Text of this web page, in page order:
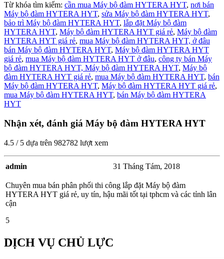
Từ khóa tìm kiếm: cần mua Máy bộ đàm HYTERA HYT, nơi bán
Máy bộ đàm HYTERA HYT, sửa Máy bộ đàm HYTERA HYT,
bảo trì Máy bộ đàm HYTERA HYT, lắp đặt Máy bộ đàm
HYTERA HYT, Máy bộ đàm HYTERA HYT giá rẻ, Máy bộ đàm
HYTERA HYT giá rẻ, mua Máy bộ đàm HYTERA HYT, ở đâu
bán Máy bộ đàm HYTERA HYT, Máy bộ đàm HYTERA HYT
giá rẻ, mua Máy bộ đàm HYTERA HYT ở đâu, công ty bán Máy
bộ đàm HYTERA HYT, Máy bộ đàm HYTERA HYT, Máy bộ
đàm HYTERA HYT giá rẻ, mua Máy bộ đàm HYTERA HYT, bán
Máy bộ đàm HYTERA HYT, Máy bộ đàm HYTERA HYT giá rẻ,
mua Máy bộ đàm HYTERA HYT, bán Máy bộ đàm HYTERA
HYT
Nhận xét, đánh giá Máy bộ đàm HYTERA HYT
4.5 / 5 dựa trên 982782 lượt xem
admin 31 Tháng Tám, 2018
Chuyên mua bán phân phối thi công lắp đặt Máy bộ đàm
HYTERA HYT giá rẻ, uy tín, hậu mãi tốt tại tphcm và các tỉnh lân
cận
5
DỊCH VỤ CHỦ LỰC